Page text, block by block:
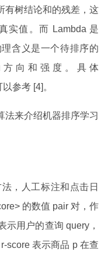
有树结论和的残差，这
实值。而 Lambda 是
含义是一个待排序的
向和强度。具体
参考 [4]。
法来介绍机器排序学习
，人工标注和点击日
的数值 pair 对，作
示用户的查询 query，
score 表示商品 p 在查